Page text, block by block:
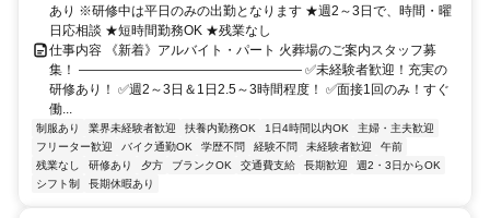
あり ※研修中は平日のみの出勤となります ★週2～3日で、時間・曜
日応相談 ★短時間勤務OK ★残業なし
仕事内容 《新着》アルバイト・パート 火葬場のご案内スタッフ募
集！ ――――――――――――――――― ✅未経験者歓迎！充実の
研修あり！ ✅週2～3日＆1日2.5～3時間程度！ ✅面接1回のみ！すぐ
働...
制服あり 業界未経験者歓迎 扶養内勤務OK 1日4時間以内OK
主婦・主夫歓迎
フリーター歓迎
バイク通勤OK 学歴不問 経験不問 未経験者歓迎
午前
残業なし
研修あり 夕方 ブランクOK 交通費支給 長期歓迎
週2・3日からOK
シフト制
長期休暇あり